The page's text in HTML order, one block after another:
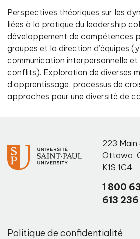
Perspectives théoriques sur les
liées à la pratique du leadership
développement de compétences
groupes et la direction d’équipes
communication interpersonnelle et
conflits). Exploration de diverses
d’apprentissage, processus de
approches pour une diversité de
223 Main
Ottawa,
K1S 1C4
1 800
613
Politique de confidentialité